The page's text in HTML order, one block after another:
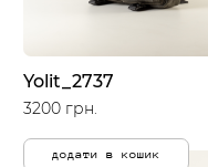
Yolit_2737
3200 грн.
додати в кошик